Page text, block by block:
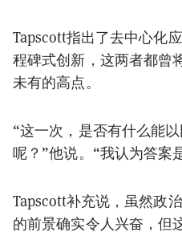
Tapscott指出了去中心化
程碑式创新，这两者都曾
未有的高点。
“这一次，是否有什么能
呢？”他说。“我认为答案
Tapscott补充说，虽然政
的前景确实令人兴奋，但